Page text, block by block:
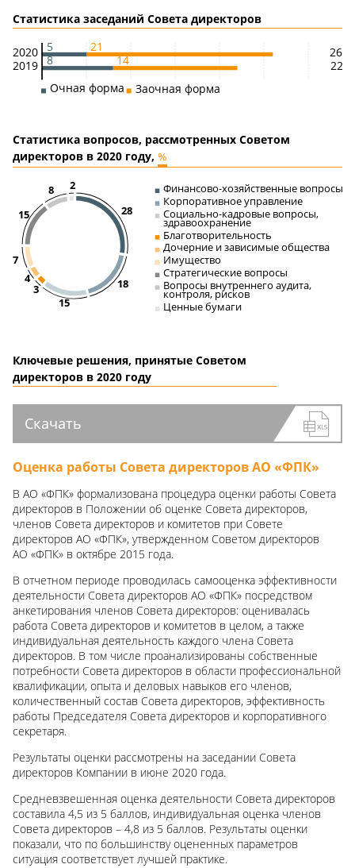
Статистика заседаний Совета директоров
2019
2020 26
5
21
8
14
22
Очная форма
Заочная форма
Статистика вопросов, рассмотренных Советом
директоров в 2020 году, %
28
18
15
Финансово-хозяйственные вопросы
Корпоративное управление
Социально-кадровые вопросы,
здравоохранение
Благотворительность
Дочерние и зависимые общества
Имущество
Стратегические вопросы
Вопросы внутреннего аудита,
контроля, рисков
Ценные бумаги
3
4
7
15
8 2
Ключевые решения, принятые Советом
директоров в 2020 году
Скачать
Оценка работы Совета директоров АО «ФПК»
В АО «ФПК» формализована процедура оценки работы Совета
директоров в Положении об оценке Совета директоров,
членов Совета директоров и комитетов при Совете
директоров АО «ФПК», утвержденном Советом директоров
АО «ФПК» в октябре 2015 года.
В отчетном периоде проводилась самооценка эффективности
деятельности Совета директоров АО «ФПК» посредством
анкетирования членов Совета директоров: оценивалась
работа Совета директоров и комитетов в целом, а также
индивидуальная деятельность каждого члена Совета
директоров. В том числе проанализированы собственные
потребности Совета директоров в области профессиональной
квалификации, опыта и деловых навыков его членов,
количественный состав Совета директоров, эффективность
работы Председателя Совета директоров и корпоративного
секретаря.
Результаты оценки рассмотрены на заседании Совета
директоров Компании в июне 2020 года.
Средневзвешенная оценка деятельности Совета директоров
составила 4,5 из 5 баллов, индивидуальная оценка членов
Совета директоров – 4,8 из 5 баллов. Результаты оценки
показали, что по большинству оцененных параметров
ситуация соответствует лучшей практике.